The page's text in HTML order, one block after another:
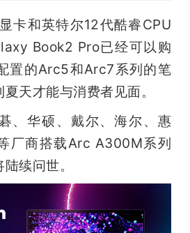
卡和英特尔12代酷睿CPU
Book2 Pro已经可以购
置的Arc5和Arc7系列的笔
天才能与消费者见面。
、华硕、戴尔、海尔、惠
厂商搭载Arc A300M系列
续问世。